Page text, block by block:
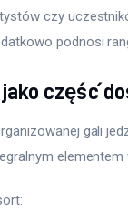
czy
podnosi
część
gali
elementem